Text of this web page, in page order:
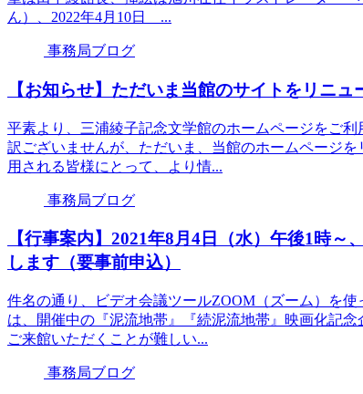
ん）、2022年4月10日 ...
事務局ブログ
【お知らせ】ただいま当館のサイトをリニュ
平素より、三浦綾子記念文学館のホームページをご
訳ございませんが、ただいま、当館のホームページ
用される皆様にとって、より情...
事務局ブログ
【行事案内】2021年8月4日（水）午後1時
します（要事前申込）
件名の通り、ビデオ会議ツールZOOM（ズーム）を
は、開催中の『泥流地帯』『続泥流地帯』映画化記
ご来館いただくことが難しい...
事務局ブログ